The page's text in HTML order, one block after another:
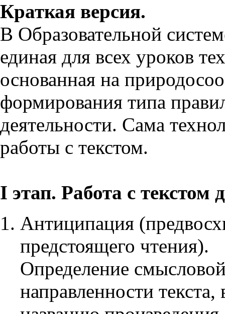
Краткая версия.
В Образовательной
единая для всех уроков
основанная на
формирования типа
деятельности. Сама
работы с текстом.
I этап. Работа с текстом
Антиципация
предстоящего чтения).
Определение
направленности